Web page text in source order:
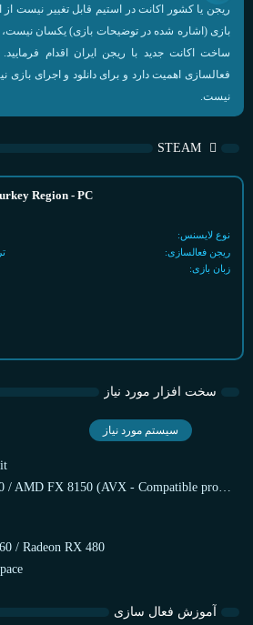
ریجن یا کشور اکانت در استیم قابل تغییر نیست از
بازی (اشاره شده در توضیحات بازی) یکسان
ساخت اکانت جدید با ریجن ایران اقدام
فعالسازی اهمیت دارد و برای دانلود و اجرای بازی
نیست.
Region - PC
نوع لایسنس:
ریجن فعالسازی:
زبان بازی:
سخت افزار مورد نیاز
سیستم مورد نیاز
/ Radeon RX 480
آموزش فعال سازی